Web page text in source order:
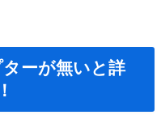
ーが無いと詳